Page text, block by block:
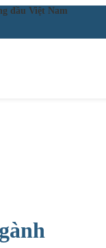
đầu Việt Nam